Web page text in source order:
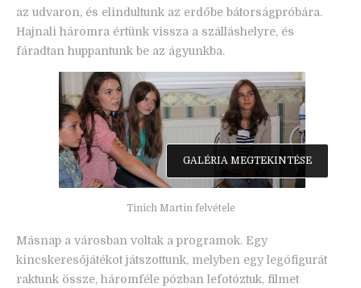
az udvaron, és elindultunk az erdőbe bátorságpróbára.
Hajnali háromra értünk vissza a szálláshelyre, és
fáradtan huppantunk be az ágyunkba.
Tinich Martin felvétele
GALÉRIA MEGTEKINTÉSE
Másnap a városban voltak a programok. Egy
kincskeresőjátékot játszottunk, melyben egy legófigurát
raktunk össze, háromféle pózban lefotóztuk, filmet